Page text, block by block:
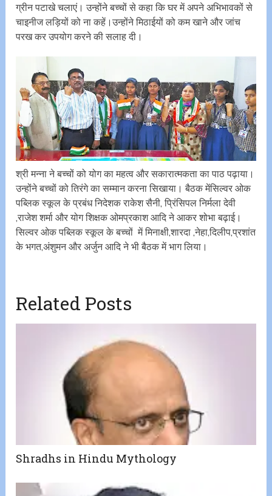
ग्रीन पटाखे चलाएं। उन्होंने बच्चों से कहा कि घर में अपने अभिभावकों से
चाइनीज लड़ियों को ना कहें।उन्होंने मिठाईयों को कम खाने और जांच
परख कर उपयोग करने की सलाह दी।
श्री मन्ना ने बच्चों को योग का महत्व और सकारात्मकता का पाठ पढ़ाया।
उन्होंने बच्चों को तिरंगे ‌का सम्मान करना सिखाया। बैठक मेंसिल्वर ओक
पब्लिक स्कूल के प्रबंध निदेशक राकेश सैनी, प्रिंसिपल निर्मला देवी
,राजेश शर्मा और योग शिक्षक ओमप्रकाश आदि ने आकर शोभा बढ़ाई।
सिल्वर ओक पब्लिक स्कूल के बच्चों में मिनाक्षी,शारदा ,नेहा,दिलीप,प्रशांत
के भगत,अंशुमन और अर्जुन आदि ने भी बैठक में भाग लिया।
Related Posts
Shradhs in Hindu Mythology